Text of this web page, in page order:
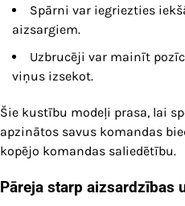
Spārni var iegriezties
aizsargiem.
Uzbrucēji var mainīt
viņus izsekot.
Šie kustību modeļi prasa, lai
apzinātos savus komandas
kopējo komandas saliedētību.
Pāreja starp aizsardzības